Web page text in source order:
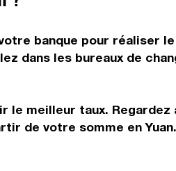
banque pour réaliser
dans les bureaux de
le meilleur taux. Regardez
de votre somme en